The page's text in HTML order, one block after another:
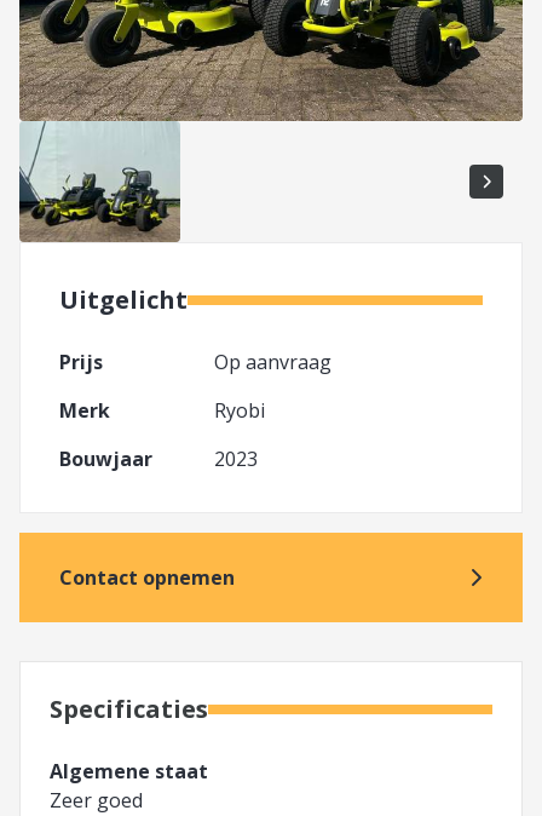
Uitgelicht
Prijs
Op aanvraag
Merk
Ryobi
Bouwjaar
2023
Contact opnemen
Specificaties
Algemene staat
Zeer goed